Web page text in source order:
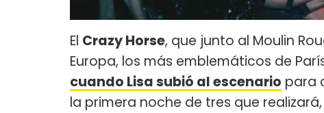
El Crazy Horse, que junto al Moulin
Europa, los más emblemáticos de
cuando Lisa subió al escenario para
la primera noche de tres que